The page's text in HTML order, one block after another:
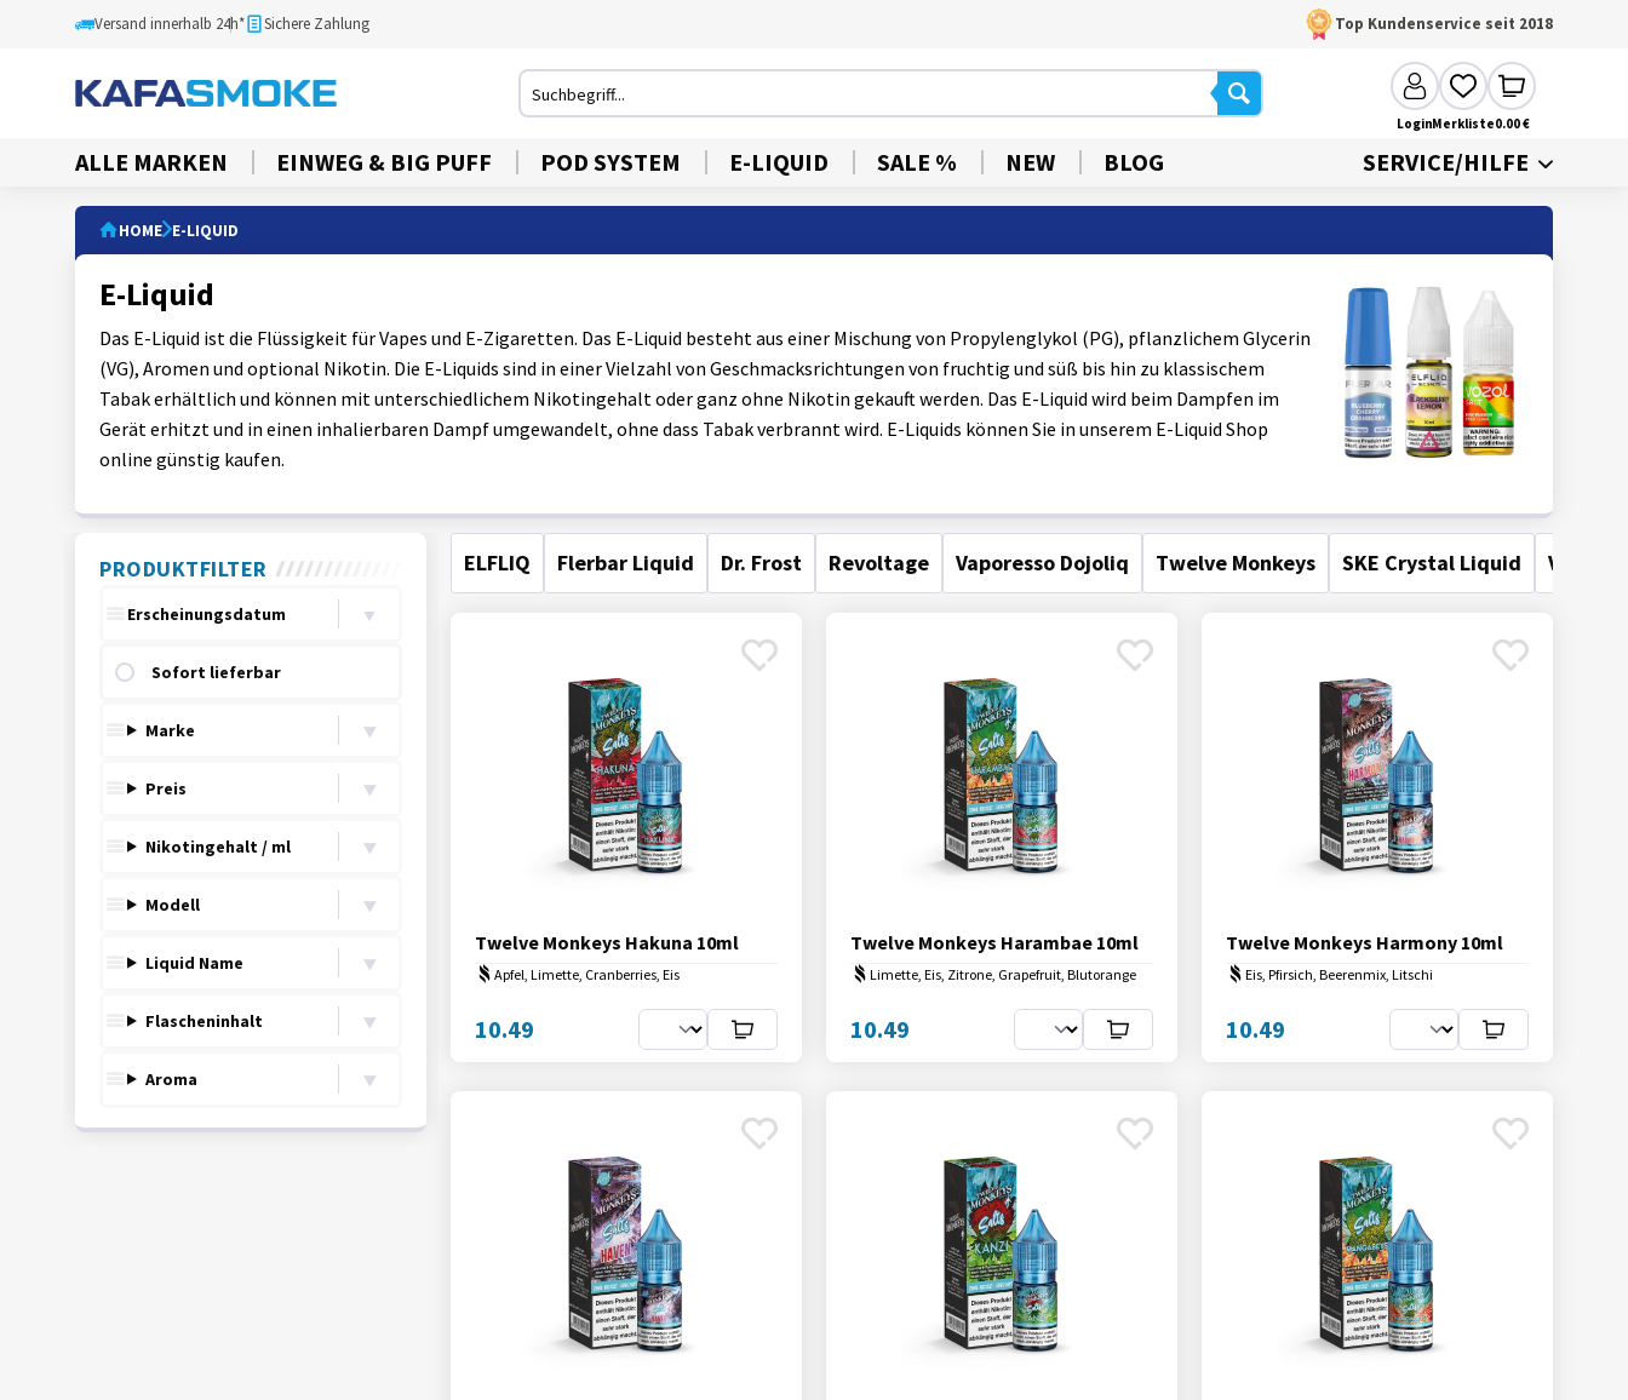
Versand innerhalb 24h* Sichere Zahlung Top Kundenservice seit 2018
LoginMerkliste0.00 €
ALLE MARKEN EINWEG & BIG PUFF POD SYSTEM E-LIQUID SALE % NEW BLOG SERVICE/HILFE
HOME E-LIQUID
E-Liquid
Das E-Liquid ist die Flüssigkeit für Vapes und E-Zigaretten. Das E-Liquid besteht aus einer Mischung von Propylenglykol (PG), pflanzlichem Glycerin
(VG), Aromen und optional Nikotin. Die E-Liquids sind in einer Vielzahl von Geschmacksrichtungen von fruchtig und süß bis hin zu klassischem
Tabak erhältlich und können mit unterschiedlichem Nikotingehalt oder ganz ohne Nikotin gekauft werden. Das E-Liquid wird beim Dampfen im
Gerät erhitzt und in einen inhalierbaren Dampf umgewandelt, ohne dass Tabak verbrannt wird. E-Liquids können Sie in unserem E-Liquid Shop
online günstig kaufen.
PRODUKTFILTER
sort
Sofort lieferbar
Marke
Preis
Nikotingehalt / ml
Modell
Liquid Name
Flascheninhalt
Aroma
ELFLIQ Flerbar Liquid Dr. Frost Revoltage Vaporesso Dojoliq Twelve Monkeys SKE Crystal Liquid
Twelve Monkeys Hakuna 10ml
Apfel, Limette, Cranberries, Eis
10.49
Twelve Monkeys Harambae 10ml
Limette, Eis, Zitrone, Grapefruit, Blutorange
10.49
Twelve Monkeys Harmony 10ml
Eis, Pfirsich, Beerenmix, Litschi
10.49